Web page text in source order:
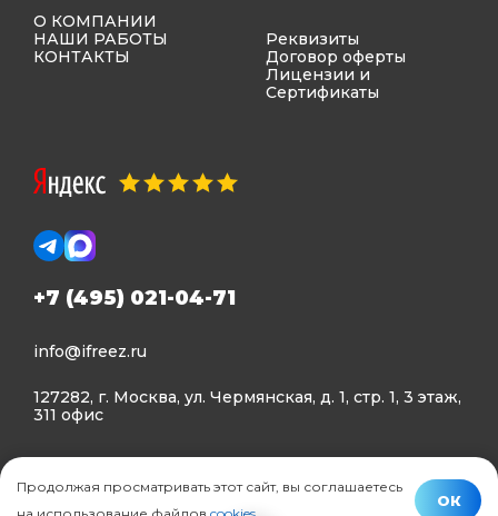
О КОМПАНИИ
НАШИ РАБОТЫ
КОНТАКТЫ
Реквизиты
Договор оферты
Лицензии и
Сертификаты
+7 (495) 021-04-71
info@ifreez.ru
127282, г. Москва, ул. Чермянская, д. 1, стр. 1, 3 этаж,
311 офис
Политика конфиденциальности
Продолжая просматривать этот сайт, вы соглашаетесь
ОК